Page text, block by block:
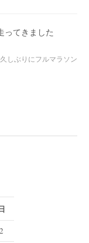
ってきました
しぶりにフルマラソン
2